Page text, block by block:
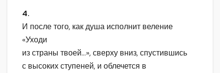
4.
И после того, как душа исполнит веление
«Уходи
из страны твоей…», сверху вниз, спустившись
с высоких ступеней, и облечется в